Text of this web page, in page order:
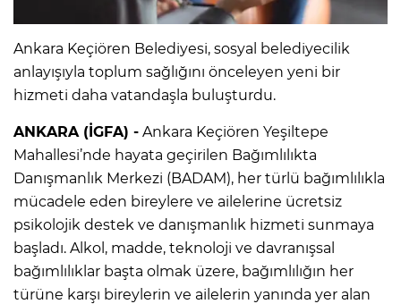
Ankara Keçiören Belediyesi, sosyal belediyecilik
anlayışıyla toplum sağlığını önceleyen yeni bir
hizmeti daha vatandaşla buluşturdu.
ANKARA (İGFA) - Ankara Keçiören Yeşiltepe
Mahallesi’nde hayata geçirilen Bağımlılıkta
Danışmanlık Merkezi (BADAM), her türlü bağımlılıkla
mücadele eden bireylere ve ailelerine ücretsiz
psikolojik destek ve danışmanlık hizmeti sunmaya
başladı. Alkol, madde, teknoloji ve davranışsal
bağımlılıklar başta olmak üzere, bağımlılığın her
türüne karşı bireylerin ve ailelerin yanında yer alan